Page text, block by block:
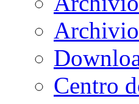
Centro